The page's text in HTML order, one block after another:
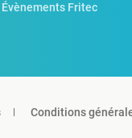
Évènements Fritec
Conditions